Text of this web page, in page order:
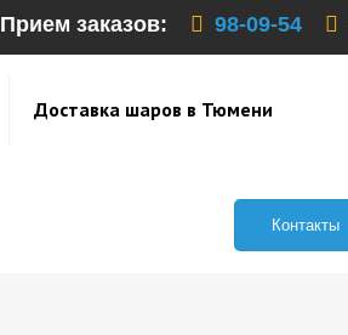
Прием заказов: 98-09-54
Доставка шаров в Тюмени
Контакты